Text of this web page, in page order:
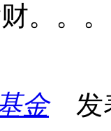
。。
金发